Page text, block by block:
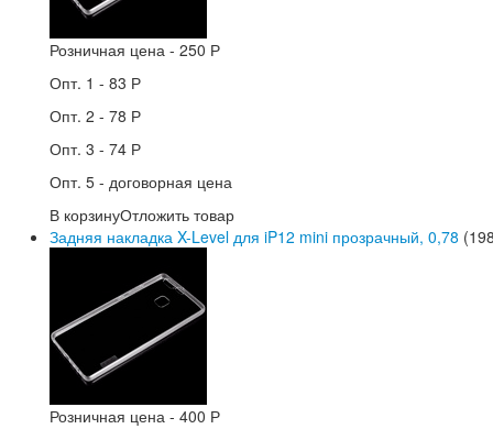
Розничная цена - 250 Р
Опт. 1 - 83 Р
Опт. 2 - 78 Р
Опт. 3 - 74 Р
Опт. 5 - договорная цена
В корзинуОтложить товар
Задняя накладка X-Level для iP12 mini прозрачный, 0,78
Розничная цена - 400 Р